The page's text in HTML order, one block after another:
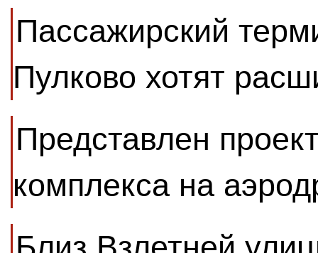
Пассажирский
Пулково хотят
Представлен
комплекса на